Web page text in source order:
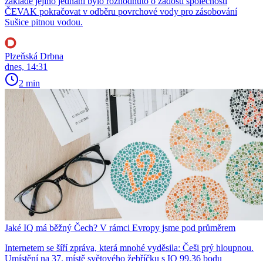
ČEVAK pokračovat v odběru povrchové vody pro zásobování
Sušice pitnou vodou.
Plzeňská Drbna
dnes, 14:31
2 min
Jaké IQ má běžný Čech? V rámci Evropy jsme pod průměrem
Internetem se šíří zpráva, která mnohé vyděsila: Češi prý hloupnou.
Umístění na 37. místě světového žebříčku s IQ 99,36 bodu